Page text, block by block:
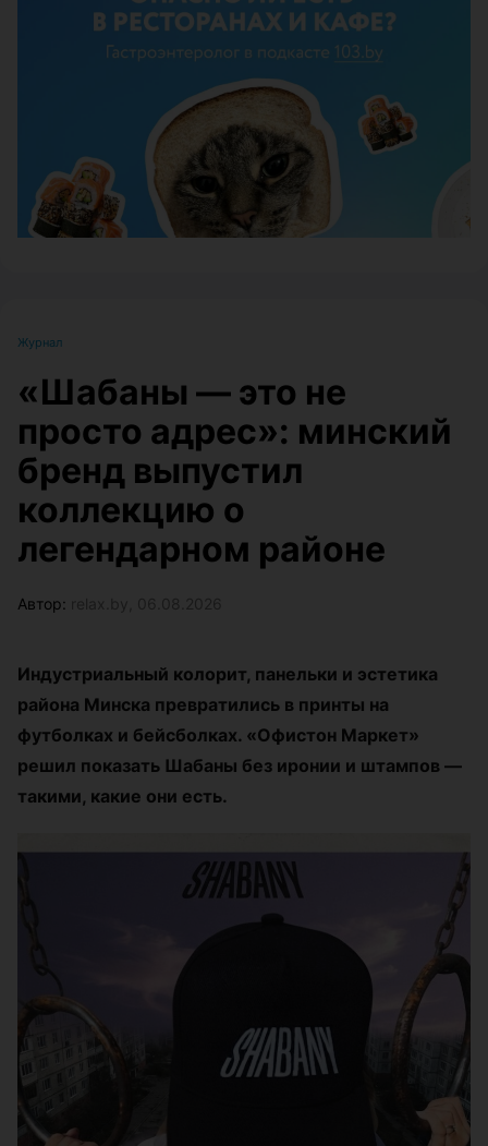
Журнал
«Шабаны — это не
просто адрес»: минский
бренд выпустил
коллекцию о
легендарном районе
Автор:
Индустриальный колорит, панельки и эстетика
района Минска превратились в принты на
футболках и бейсболках. «Офистон Маркет»
решил показать Шабаны без иронии и штампов —
такими, какие они есть.